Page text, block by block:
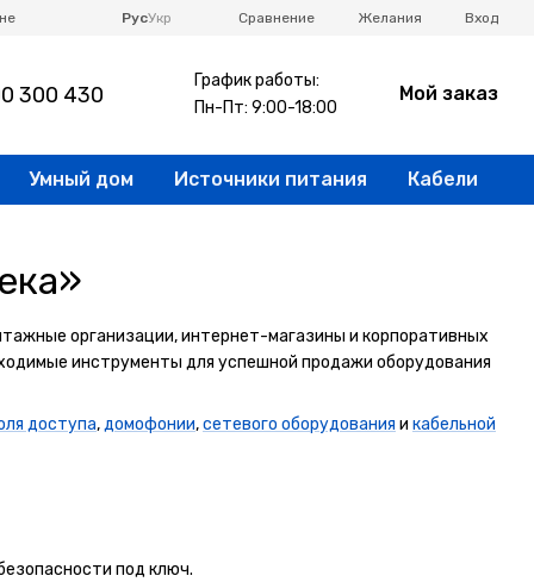
РусУкр Сравнение Желания Вход
300 430
График работы:
Пн-Пт: 9:00-18:00
Мой заказ
Умный дом Источники питания Кабели
организации, интернет-магазины и корпоративных
инструменты для успешной продажи оборудования
доступа,домофонии,сетевого оборудования и кабельной
под ключ.